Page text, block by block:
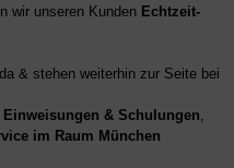
wir unseren Kunden Echtzeit-
& stehen weiterhin zur Seite bei
Einweisungen & Schulungen
im Raum München